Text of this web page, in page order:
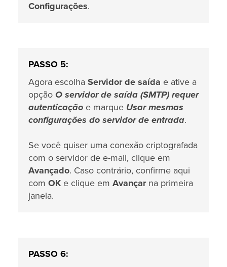
Configurações.
PASSO 5:
Agora escolha Servidor de saída e ative a
opção O servidor de saída (SMTP) requer
autenticação e marque Usar mesmas
configurações do servidor de entrada.
Se você quiser uma conexão criptografada
com o servidor de e-mail, clique em
Avançado. Caso contrário, confirme aqui
com OKe clique em Avançarna primeira
janela.
PASSO 6: